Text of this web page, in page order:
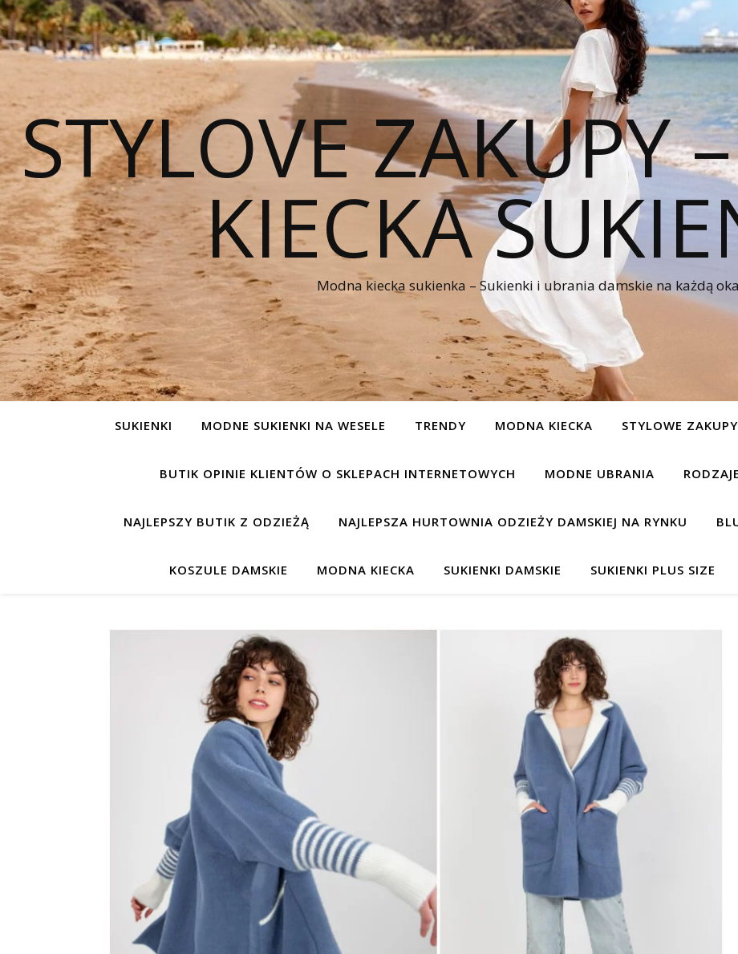
STYLOVE ZAKUPY
KIECKA
Modna kiecka sukienka – Sukienki i ubrania damskie na każdą
SUKIENKI MODNE SUKIENKI NA WESELE TRENDY MODNA KIECKA STYLOWE
BUTIK OPINIE KLIENTÓW O SKLEPACH INTERNETOWYCH MODNE UBRANIA
NAJLEPSZY BUTIK Z ODZIEŻĄ NAJLEPSZA HURTOWNIA ODZIEŻY DAMSKIEJ NA RYNKU
KOSZULE DAMSKIE MODNA KIECKA SUKIENKI DAMSKIE SUKIENKI PLUS SIZE